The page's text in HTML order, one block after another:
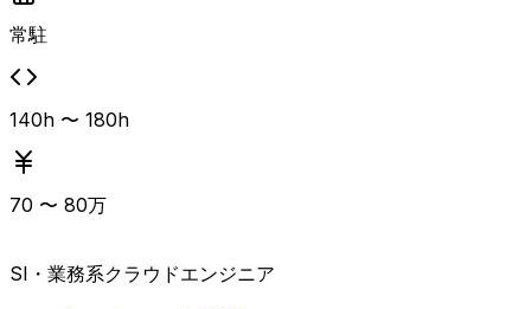
常駐
140h 〜 180h
70 〜 80万
SI・業務系クラウドエンジニア